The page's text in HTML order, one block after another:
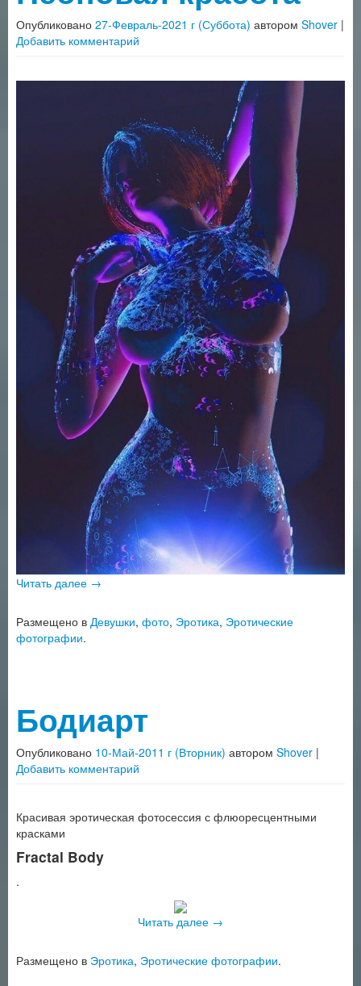
Опубликовано 27-Февраль-2021 г (Суббота) автором Shover |
Добавить комментарий
Читать далее →
Размещено в Девушки, фото, Эротика, Эротические
фотографии.
Бодиарт
Опубликовано 10-Май-2011 г (Вторник) автором Shover |
Добавить комментарий
Красивая эротическая фотосессия с флюоресцентными
красками
Fractal Body
.
Читать далее →
Размещено в Эротика, Эротические фотографии.